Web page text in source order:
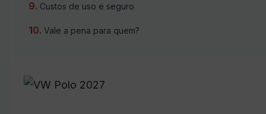
Custos de uso e seguro
Vale a pena para quem?